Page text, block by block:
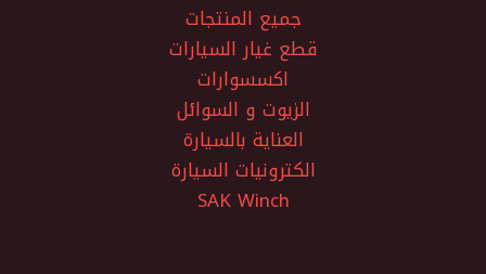
جميع المنتجات
قطع غيار السيارات
اكسسوارات
الزيوت و السوائل
العناية بالسيارة
الكترونيات السيارة
SAK Winch